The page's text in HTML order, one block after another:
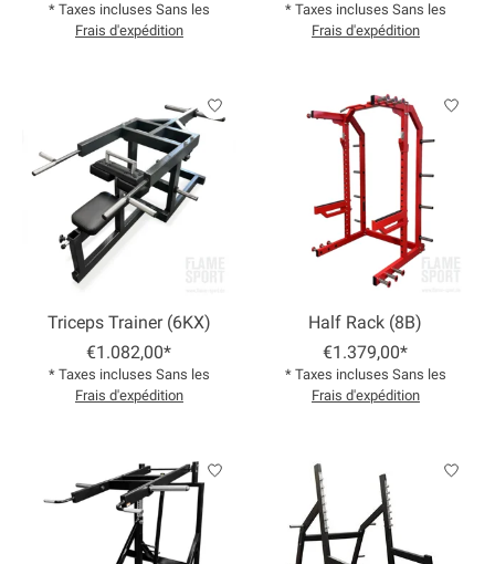
* Taxes incluses Sans les
Frais d'expédition
* Taxes incluses Sans les
Frais d'expédition
Triceps Trainer (6KX)
€1.082,00*
* Taxes incluses Sans les
Frais d'expédition
Half Rack (8B)
€1.379,00*
* Taxes incluses Sans les
Frais d'expédition